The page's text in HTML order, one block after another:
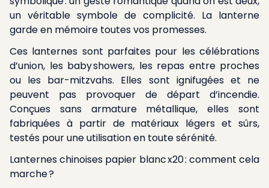
un véritable symbole de complicité. La lanterne
garde en mémoire toutes vos promesses.
Ces lanternes sont parfaites pour les célébrations
d’union, les baby showers, les repas entre proches
ou les bar-mitzvahs. Elles sont ignifugées et ne
peuvent pas provoquer de départ d’incendie.
Conçues sans armature métallique, elles sont
fabriquées à partir de matériaux légers et sûrs,
testés pour une utilisation en toute sérénité.
Lanternes chinoises papier blanc x20 : comment cela
marche ?